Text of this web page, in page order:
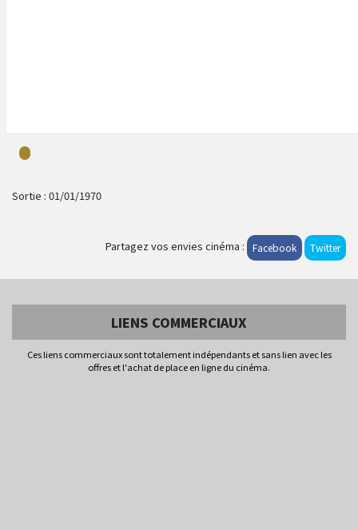
Sortie : 01/01/1970
Partagez vos envies cinéma : Facebook Twitter
LIENS COMMERCIAUX
Ces liens commerciaux sont totalement indépendants et sans lien avec les
offres et l'achat de place en ligne du cinéma.